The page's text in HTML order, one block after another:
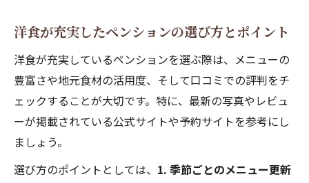
洋食が充実したペンションの選び方とポイント
洋食が充実しているペンションを選ぶ際は、メニューの
豊富さや地元食材の活用度、そして口コミでの評判をチ
ェックすることが大切です。特に、最新の写真やレビュ
ーが掲載されている公式サイトや予約サイトを参考にし
ましょう。
選び方のポイントとしては、 1. 季節ごとのメニュー更新